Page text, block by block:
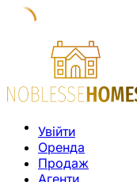
Увійти
Оренда
Продаж
Агенти